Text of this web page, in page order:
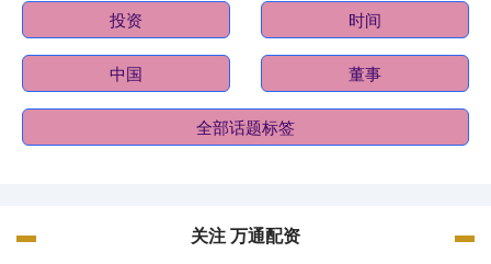
投资 时间
中国 董事
全部话题标签
关注 万通配资